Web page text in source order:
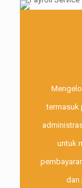
termasuk
untuk
dan